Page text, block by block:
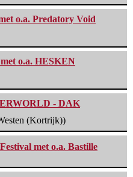
o.a. Predatory Void
o.a. HESKEN
- DAK
(Kortrijk))
met o.a. Bastille